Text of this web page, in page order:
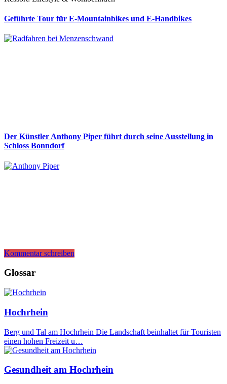
Geführte Tour für E-Mountainbikes und E-Handbikes
Der Künstler Anthony Piper führt durch seine Ausstellung in
Schloss Bonndorf
Kommentar schreiben
Glossar
Hochrhein
Berg und Tal am Hochrhein Die Landschaft beinhaltet für Touristen
einen hohen Freizeit u…
Gesundheit am Hochrhein